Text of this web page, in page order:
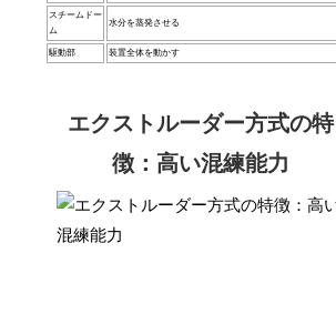
スチームドー
ム
水分を蒸発させる
駆動部 装置全体を動かす
エクストルーダー方式の特
徴：高い混練能力